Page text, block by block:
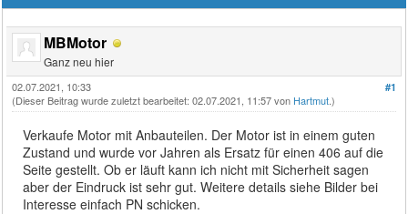
MBMotor
Ganz neu hier
#1
02.07.2021, 10:33
(Dieser Beitrag wurde zuletzt bearbeitet: 02.07.2021, 11:57 von Hartmut.)
Verkaufe Motor mit Anbauteilen. Der Motor ist in einem guten
Zustand und wurde vor Jahren als Ersatz für einen 406 auf die
Seite gestellt. Ob er läuft kann ich nicht mit Sicherheit sagen
aber der Eindruck ist sehr gut. Weitere details siehe Bilder bei
Interesse einfach PN schicken.